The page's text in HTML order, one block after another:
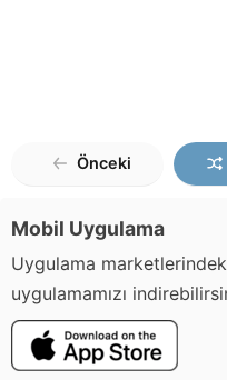
Önceki
Mobil Uygulama
Uygulama
uygulamamızı